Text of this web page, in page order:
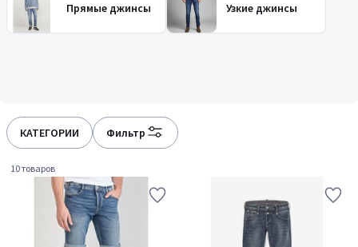
Прямые джинсы Узкие джинсы
КАТЕГОРИИ Фильтр
10 товаров